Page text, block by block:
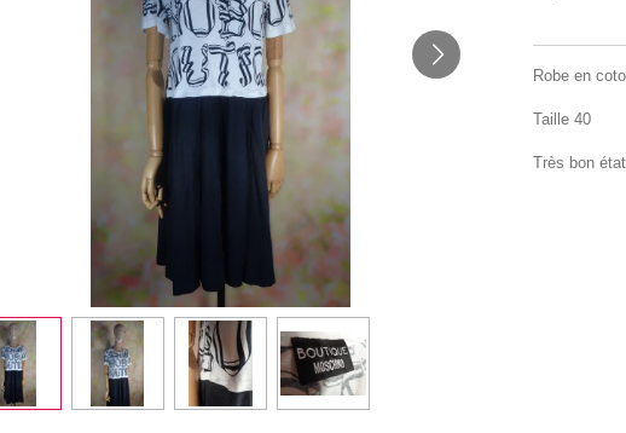
Robe en
Taille 40
Très bon état